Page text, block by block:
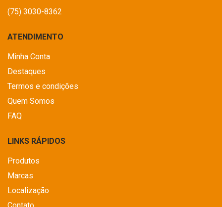
(75) 3030-8362
ATENDIMENTO
Minha Conta
Destaques
Termos e condições
Quem Somos
FAQ
LINKS RÁPIDOS
Produtos
Marcas
Localização